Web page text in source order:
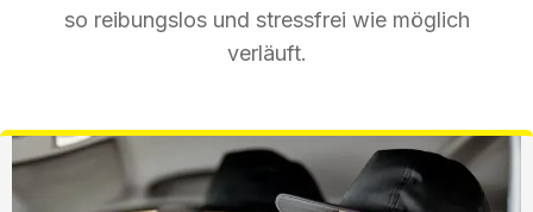
so reibungslos und stressfrei wie möglich
verläuft.